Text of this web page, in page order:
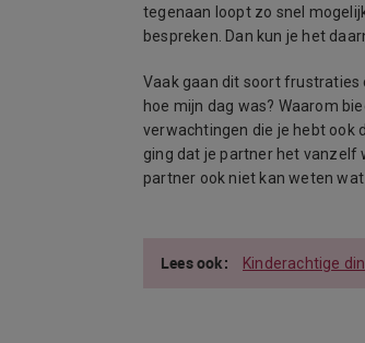
tegenaan loopt zo snel
bespreken. Dan kun je het
Vaak gaan dit soort frustraties
hoe mijn dag was? Waarom
verwachtingen die je hebt ook
ging dat je partner het vanzelf
partner ook niet kan weten
Kinderachtige